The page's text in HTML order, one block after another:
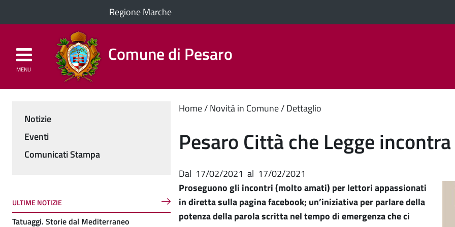
Regione Marche
Comune di Pesaro
MENU
Aree Tematiche
Contenuto
principale
Home Novità in Comune Dettaglio
Pesaro Città che Legge
Dal 17/02/2021 al 17/02/2021
Proseguono gli incontri (molto amati) per lettori appassionati
in diretta sulla pagina facebook; un’iniziativa per parlare della
potenza della parola scritta nel tempo di emergenza che ci
Menu
Notizie
Eventi
Comunicati Stampa
ULTIME NOTIZIE
Tatuaggi. Storie dal Mediterraneo